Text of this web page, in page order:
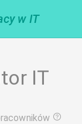
w IT
IT